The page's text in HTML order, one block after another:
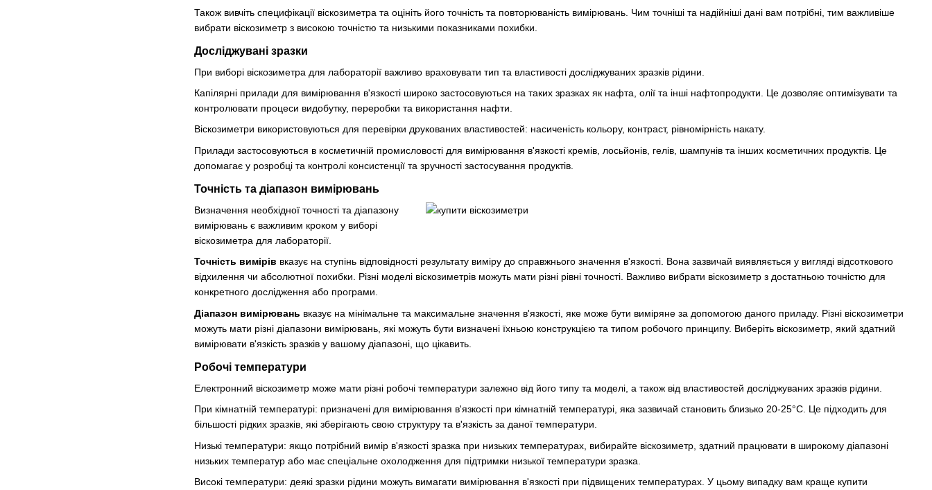
Також вивчіть специфікації віскозиметра та оцініть його точність та повторюваність вимірювань. Чим точніші та надійніші дані вам потрібні, тим важливіше
вибрати віскозиметр з високою точністю та низькими показниками похибки.
Досліджувані зразки
При виборі віскозиметра для лабораторії важливо враховувати тип та властивості досліджуваних зразків рідини.
Капілярні прилади для вимірювання в'язкості широко застосовуються на таких зразках як нафта, олії та інші нафтопродукти. Це дозволяє оптимізувати та
контролювати процеси видобутку, переробки та використання нафти.
Віскозиметри використовуються для перевірки друкованих властивостей: насиченість кольору, контраст, рівномірність накату.
Прилади застосовуються в косметичній промисловості для вимірювання в'язкості кремів, лосьйонів, гелів, шампунів та інших косметичних продуктів. Це
допомагає у розробці та контролі консистенції та зручності застосування продуктів.
Точність та діапазон вимірювань
Визначення необхідної точності та діапазону
вимірювань є важливим кроком у виборі
віскозиметра для лабораторії.
Точність вимірів вказує на ступінь відповідності результату виміру до справжнього значення в'язкості. Вона зазвичай виявляється у вигляді відсоткового
відхилення чи абсолютної похибки. Різні моделі віскозиметрів можуть мати різні рівні точності. Важливо вибрати віскозиметр з достатньою точністю для
конкретного дослідження або програми.
Діапазон вимірювань вказує на мінімальне та максимальне значення в'язкості, яке може бути виміряне за допомогою даного приладу. Різні віскозиметри
можуть мати різні діапазони вимірювань, які можуть бути визначені їхньою конструкцією та типом робочого принципу. Виберіть віскозиметр, який здатний
вимірювати в'язкість зразків у вашому діапазоні, що цікавить.
Робочі температури
Електронний віскозиметр може мати різні робочі температури залежно від його типу та моделі, а також від властивостей досліджуваних зразків рідини.
При кімнатній температурі: призначені для вимірювання в'язкості при кімнатній температурі, яка зазвичай становить близько 20-25°C. Це підходить для
більшості рідких зразків, які зберігають свою структуру та в'язкість за даної температури.
Низькі температури: якщо потрібний вимір в'язкості зразка при низьких температурах, вибирайте віскозиметр, здатний працювати в широкому діапазоні
низьких температур або має спеціальне охолодження для підтримки низької температури зразка.
Високі температури: деякі зразки рідини можуть вимагати вимірювання в'язкості при підвищених температурах. У цьому випадку вам краще купити